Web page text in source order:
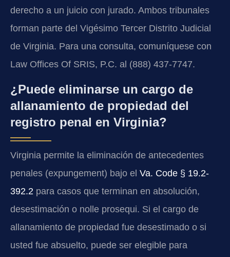
derecho a un juicio con jurado. Ambos tribunales
forman parte del Vigésimo Tercer Distrito Judicial
de Virginia. Para una consulta, comuníquese con
Law Offices Of SRIS, P.C. al (888) 437-7747.
¿Puede eliminarse un cargo de
allanamiento de propiedad del
registro penal en Virginia?
Virginia permite la eliminación de antecedentes
penales (expungement) bajo el Va. Code § 19.2-
392.2 para casos que terminan en absolución,
desestimación o nolle prosequi. Si el cargo de
allanamiento de propiedad fue desestimado o si
usted fue absuelto, puede ser elegible para